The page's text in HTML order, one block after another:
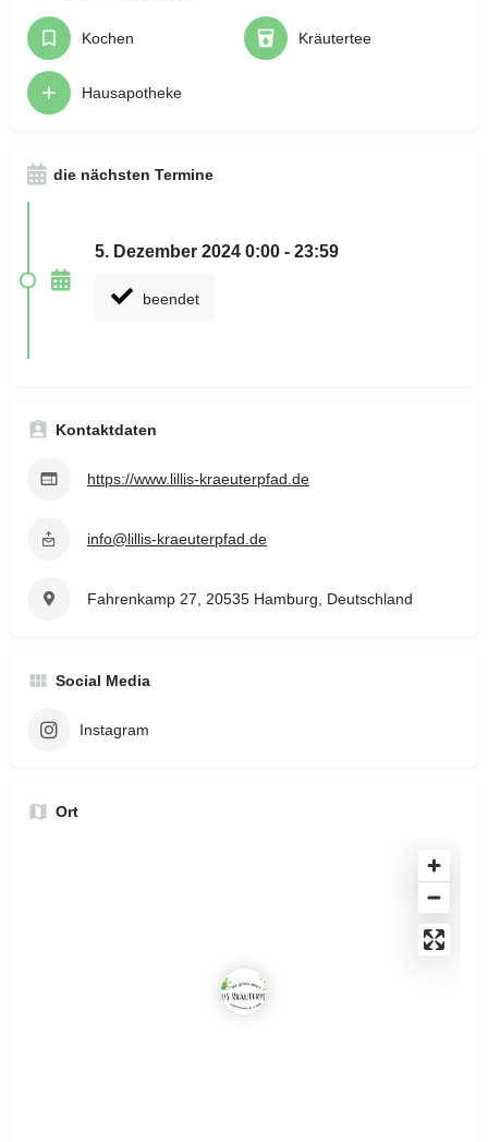
Kochen Kräutertee
Hausapotheke
die nächsten Termine
5. Dezember 2024 0:00 - 23:59
beendet
Kontaktdaten
https://www.lillis-kraeuterpfad.de
info@lillis-kraeuterpfad.de
Fahrenkamp 27, 20535 Hamburg, Deutschland
Social Media
Instagram
Ort